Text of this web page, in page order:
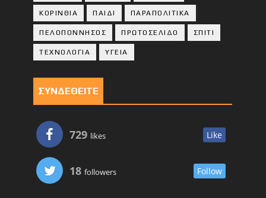
ΚΟΡΙΝΘΙA ΠΑΙΔΙ ΠΑΡΑΠΟΛΙΤΙΚΑ
ΠΕΛΟΠΟΝΝΗΣΟΣ ΠΡΩΤΟΣΕΛΙΔΟ ΣΠΙΤΙ
ΤΕΧΝΟΛΟΓΙΑ ΥΓΕΙΑ
ΣΥΝΔΕΘΕΙΤΕ
729 likes Like
18 followers Follow